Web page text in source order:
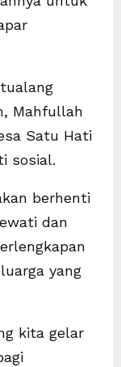
Mahfullah
Satu Hati
sosial.
berhenti
dan
yang
kita gelar